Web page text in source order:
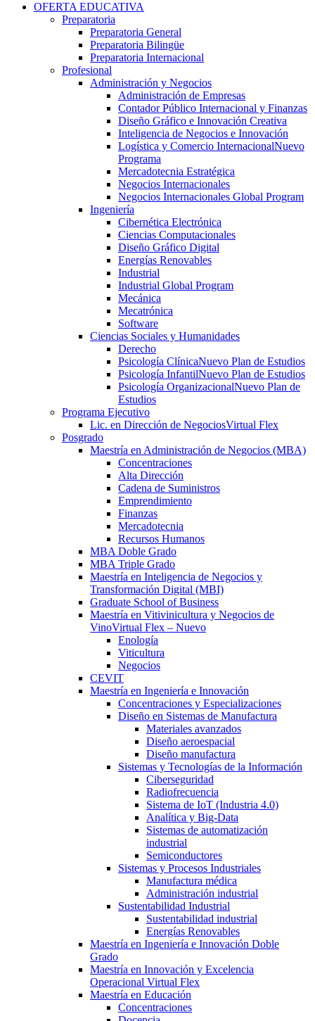
OFERTA EDUCATIVA
Preparatoria
Preparatoria General
Preparatoria Bilingüe
Preparatoria Internacional
Profesional
Administración y Negocios
Administración de Empresas
Contador Público Internacional y Finanzas
Diseño Gráfico e Innovación Creativa
Inteligencia de Negocios e Innovación
Logística y Comercio InternacionalNuevo
Programa
Mercadotecnia Estratégica
Negocios Internacionales
Negocios Internacionales Global Program
Ingeniería
Cibernética Electrónica
Ciencias Computacionales
Diseño Gráfico Digital
Energías Renovables
Industrial
Industrial Global Program
Mecánica
Mecatrónica
Software
Ciencias Sociales y Humanidades
Derecho
Psicología ClínicaNuevo Plan de Estudios
Psicología InfantilNuevo Plan de Estudios
Psicología OrganizacionalNuevo Plan de
Estudios
Programa Ejecutivo
Lic. en Dirección de NegociosVirtual Flex
Posgrado
Maestría en Administración de Negocios (MBA)
Concentraciones
Alta Dirección
Cadena de Suministros
Emprendimiento
Finanzas
Mercadotecnia
Recursos Humanos
MBA Doble Grado
MBA Triple Grado
Maestría en Inteligencia de Negocios y
Transformación Digital (MBI)
Graduate School of Business
Maestría en Vitivinicultura y Negocios de
VinoVirtual Flex – Nuevo
Enología
Viticultura
Negocios
CEVIT
Maestría en Ingeniería e Innovación
Concentraciones y Especializaciones
Diseño en Sistemas de Manufactura
Materiales avanzados
Diseño aeroespacial
Diseño manufactura
Sistemas y Tecnologías de la Información
Ciberseguridad
Radiofrecuencia
Sistema de IoT (Industria 4.0)
Analítica y Big-Data
Sistemas de automatización
industrial
Semiconductores
Sistemas y Procesos Industriales
Manufactura médica
Administración industrial
Sustentabilidad Industrial
Sustentabilidad industrial
Energías Renovables
Maestría en Ingeniería e Innovación Doble
Grado
Maestría en Innovación y Excelencia
Operacional Virtual Flex
Maestría en Educación
Concentraciones